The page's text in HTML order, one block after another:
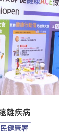
離疾病
健康署